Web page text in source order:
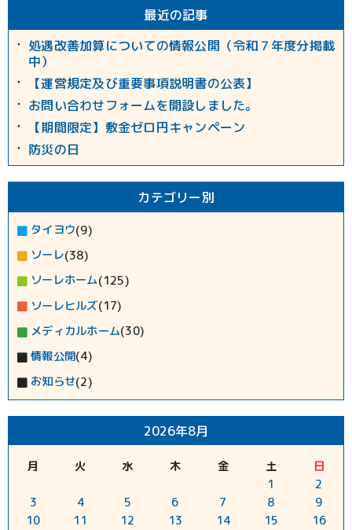
最近の記事
処遇改善加算についての情報公開（令和７年度分掲載
中）
【運営規定及び重要事項説明書の公表】
お問い合わせフォームを開設しました。
【期間限定】敷金ゼロ円キャンペーン
防災の日
カテゴリー別
タイヨウ(9)
ソーレ(38)
ソーレホーム(125)
ソーレヒルズ(17)
メディカルホーム(30)
情報公開(4)
お知らせ(2)
2026年8月
月 火 水 木 金 土
日
1
2
3
4 5 6 7 8
9
10
11 12 13 14 15
16